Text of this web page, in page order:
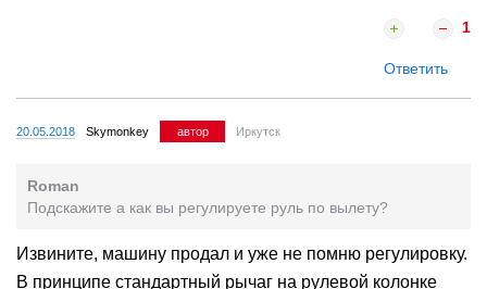
1
Ответить
20.05.2018 Skymonkey автор Иркутск
Roman
Подскажите а как вы регулируете руль по вылету?
Извините, машину продал и уже не помню регулировку.
В принципе стандартный рычаг на рулевой колонке